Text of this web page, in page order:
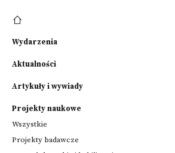
Wydarzenia
Aktualności
Artykuły i wywiady
Projekty naukowe
Wszystkie
Projekty badawcze